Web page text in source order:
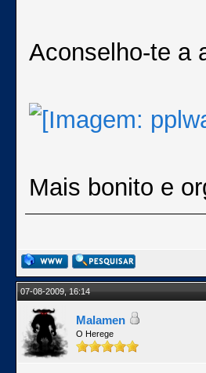
Aconselho-te a
Mais bonito e
07-08-2009, 16:14
Malamen
O Herege